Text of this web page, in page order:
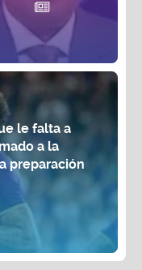
le falta a
a la
preparación